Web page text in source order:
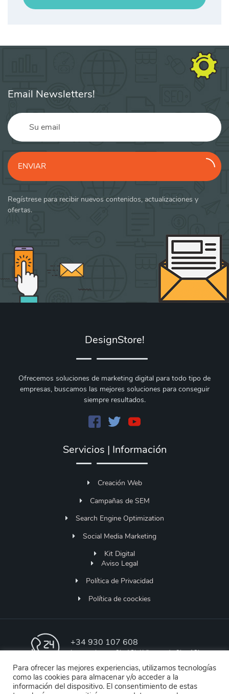
Email Newsletters!
ENVIAR
Regístrese para recibir nuevos contenidos, actualizaciones y
ofertas.
DesignStore!
Ofrecemos soluciones de marketing digital para todo tipo de
empresas, buscamos las mejores soluciones para conseguir
siempre resultados.
Servicios | Información
Creación Web
Campañas de SEM
Search Engine Optimization
Social Media Marketing
Kit Digital
Aviso Legal
Política de Privacidad
Política de coockies
+34 930 107 608
Lunes a Jueves 9h-18h | Viernes de 9h - 13h
soporte@designstore.es
Soporte Online
Para ofrecer las mejores experiencias, utilizamos tecnologías
como las cookies para almacenar y/o acceder a la
información del dispositivo. El consentimiento de estas